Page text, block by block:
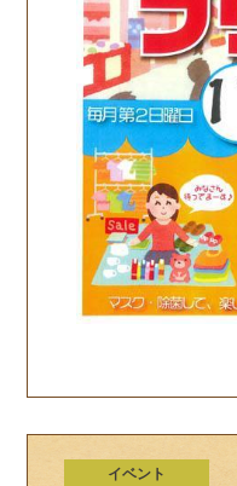
イベント